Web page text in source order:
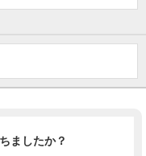
ましたか？